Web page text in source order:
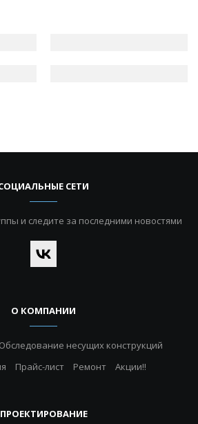
СЕТИ
и следите за последними новостями
О КОМПАНИИ
Обследование несущих конструкций
Прайс-лист Ремонт Акции!!
ПРОЕКТИРОВАНИЕ